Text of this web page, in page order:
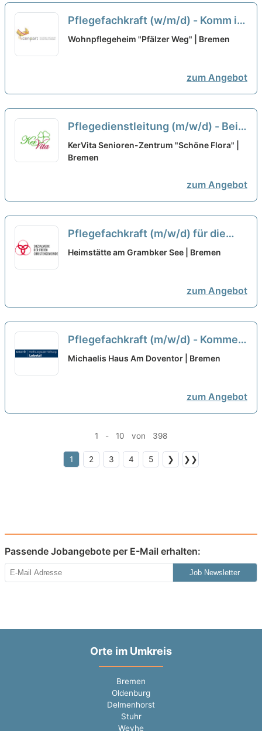
Pflegefachkraft (w/m/d) - Komm in
unser Team! neu
Wohnpflegeheim "Pfälzer Weg" | Bremen
zum Angebot
Pflegedienstleitung (m/w/d) - Bei
uns kannst Du Dich geborgen
fühlen!
KerVita Senioren-Zentrum "Schöne Flora" |
Bremen
zum Angebot
Pflegefachkraft (m/w/d) für die
gerontopsychiatrische Pflege -
Heimstätte am Grambker See | Bremen
zum Angebot
Pflegefachkraft (m/w/d) - Kommen
Sie zu uns! neu
Michaelis Haus Am Doventor | Bremen
zum Angebot
1 - 10 von 398
1 2 3 4 5 ❯ ❯❯
Passende Jobangebote per E-Mail erhalten:
Job Newsletter
Orte im Umkreis
Bremen
Oldenburg
Delmenhorst
Stuhr
Weyhe